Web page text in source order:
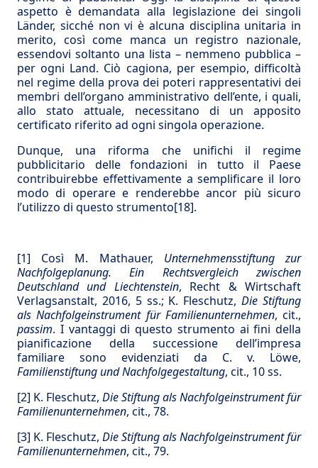
aspetto è demandata alla legislazione dei singoli
Länder, sicché non vi è alcuna disciplina unitaria in
merito, così come manca un registro nazionale,
essendovi soltanto una lista – nemmeno pubblica –
per ogni Land. Ciò cagiona, per esempio, difficoltà
nel regime della prova dei poteri rappresentativi dei
membri dell’organo amministrativo dell’ente, i quali,
allo stato attuale, necessitano di un apposito
certificato riferito ad ogni singola operazione.
Dunque, una riforma che unifichi il regime
pubblicitario delle fondazioni in tutto il Paese
contribuirebbe effettivamente a semplificare il loro
modo di operare e renderebbe ancor più sicuro
l’utilizzo di questo strumento[18].
[1] Così M. Mathauer, Unternehmensstiftung zur
Nachfolgeplanung.Ein Rechtsvergleich zwischen
Deutschland und Liechtenstein, Recht & Wirtschaft
Verlagsanstalt, 2016, 5 ss.; K. Fleschutz,Die Stiftung
als Nachfolgeinstrument für Familienunternehmen, cit.,
passim. I vantaggi di questo strumento ai fini della
pianificazione della successione dell’impresa
familiare sono evidenziati da C. v. Löwe,
Familienstiftung und Nachfolgegestaltung, cit., 10 ss.
[2] K. Fleschutz, Die Stiftung als Nachfolgeinstrument für
Familienunternehmen, cit., 78.
[3] K. Fleschutz, Die Stiftung als Nachfolgeinstrument für
Familienunternehmen, cit., 79.